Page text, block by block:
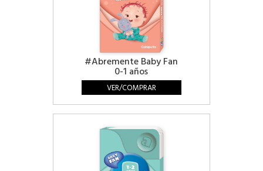
#Abremente Baby Fan
0-1 años
VER/COMPRAR